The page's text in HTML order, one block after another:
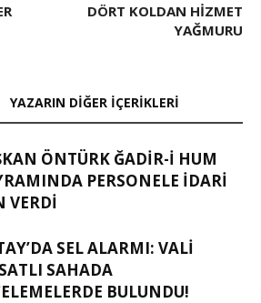
DÖRT KOLDAN HIZMET
YAĞMURU
YAZARIN DIĞER İÇERIKLERI
ÖNTÜRK ĞADIR-İ HUM
PERSONELE İDARI
VERDI
SEL ALARMI: VALI
SAHADA
BULUNDU!